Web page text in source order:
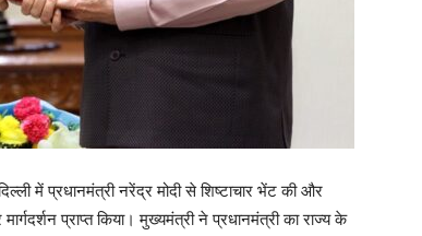
में प्रधानमंत्री नरेंद्र मोदी से शिष्टाचार भेंट की और
प्राप्त किया। मुख्यमंत्री ने प्रधानमंत्री का राज्य के